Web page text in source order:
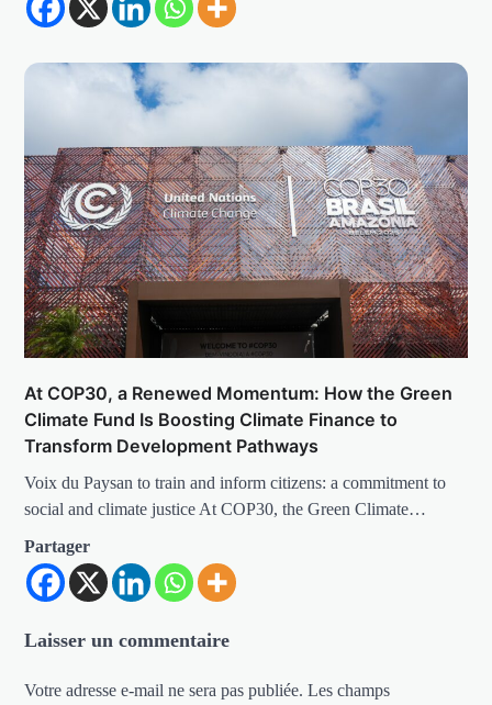
At COP30, a Renewed Momentum: How the Green
Climate Fund Is Boosting Climate Finance to
Transform Development Pathways
Voix du Paysan to train and inform citizens: a commitment to
social and climate justice At COP30, the Green Climate…
Partager
Laisser un commentaire
Votre adresse e-mail ne sera pas publiée. Les champs